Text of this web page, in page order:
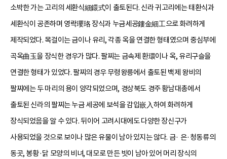
소박한 가는 고리의 세환식細鐶式이 출토된다. 신라 귀고리에는 태환식과
세환식이 공존하며 영락瓔珞 장식과 누금세공鏤金細工으로 화려하게
제작되었다. 목걸이는 금이나 유리, 각종 옥을 연결한 형태였으며 중심부에
곡옥曲玉을 장식한 경우가 많다. 팔찌는 금속제 환環이나 옥, 유리구슬을
연결한 형태가 있었다. 팔찌의 경우 무령왕릉에서 출토된 백제 왕비의
팔찌에는 두 마리의 용이 양각되었으며, 경상북도 경주 황남대총에서
출토된 신라의 팔찌는 누금 세공에 보석을 감입嵌入하여 화려하게
장식되었음을 알 수 있다. 뒤이어 고려시대에도 다양한 장신구가
사용되었을 것으로 보이나 많은 유물이 남아 있지는 않다. 금· 은·청동류의
동곳, 봉황·닭 모양의 비녀, 대모로 만든 빗이 남아 있어 머리 장식의